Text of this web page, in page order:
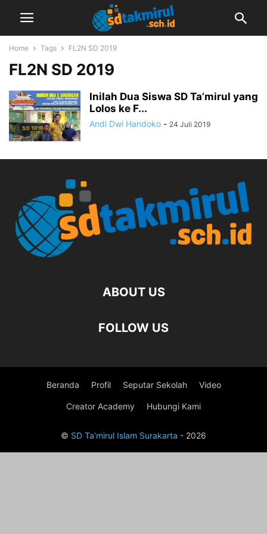
Home Tags FL2N SD 2019
FL2N SD 2019
Inilah Dua Siswa SD Ta’mirul yang
Lolos ke F...
Andi Dwi Handoko - 24 Juli 2019
ABOUT US
FOLLOW US
Beranda Profil Seputar Sekolah Video
Creator Academy Hubungi Kami
© SD Ta'mirul Islam Surakarta - 2026